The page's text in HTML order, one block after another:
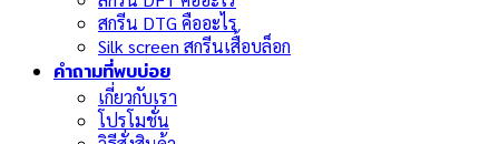
สกรีน DTG คืออะไร
Silk screen สกรีนเสื้อบล็อก
คำถามที่พบบ่อย
เกี่ยวกับเรา
โปรโมชั่น